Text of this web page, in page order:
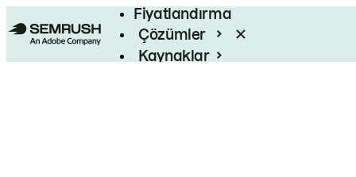
Fiyatlandırma
Çözümler
Kaynaklar